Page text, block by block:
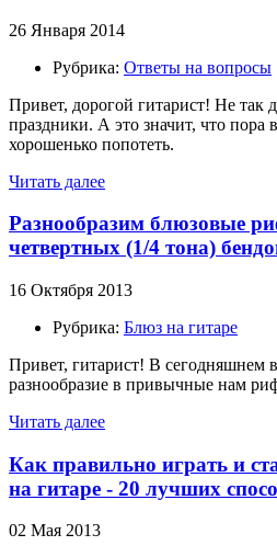
26 Января 2014
Рубрика: Ответы на вопросы
Привет, дорогой гитарист! Не так
праздники. А это значит, что пора
хорошенько попотеть.
Читать далее
Разнообразим блюзовые
четвертных (1/4 тона)
16 Октября 2013
Рубрика: Блюз на гитаре
Привет, гитарист! В сегодняшнем
разнообразие в привычные нам
Читать далее
Как правильно играть и
на гитаре - 20 лучших
02 Мая 2013